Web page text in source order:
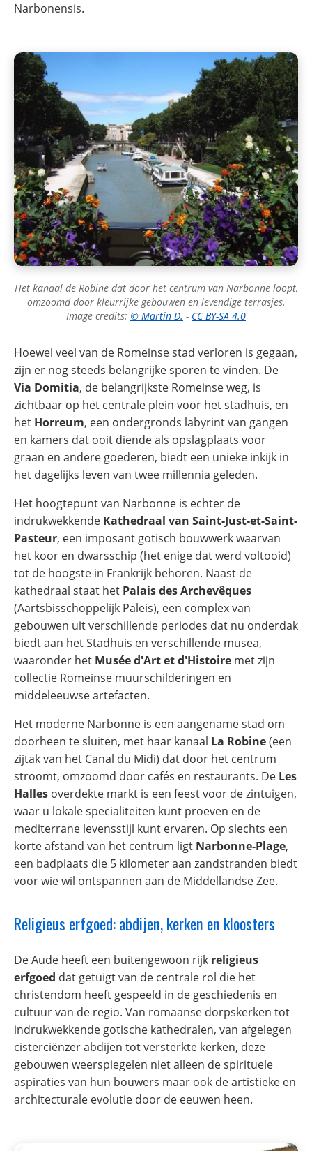
Narbonensis.
Het kanaal de Robine dat door het centrum van Narbonne loopt,
omzoomd door kleurrijke gebouwen en levendige terrasjes.
Image credits: © Martin D. - CC BY-SA 4.0
Hoewel veel van de Romeinse stad verloren is gegaan,
zijn er nog steeds belangrijke sporen te vinden. De
Via Domitia, de belangrijkste Romeinse weg, is
zichtbaar op het centrale plein voor het stadhuis, en
het Horreum, een ondergronds labyrint van gangen
en kamers dat ooit diende als opslagplaats voor
graan en andere goederen, biedt een unieke inkijk in
het dagelijks leven van twee millennia geleden.
Het hoogtepunt van Narbonne is echter de
indrukwekkende Kathedraal van Saint-Just-et-Saint-
Pasteur, een imposant gotisch bouwwerk waarvan
het koor en dwarsschip (het enige dat werd voltooid)
tot de hoogste in Frankrijk behoren. Naast de
kathedraal staat het Palais des Archevêques
(Aartsbisschoppelijk Paleis), een complex van
gebouwen uit verschillende periodes dat nu onderdak
biedt aan het Stadhuis en verschillende musea,
waaronder het Musée d'Art et d'Histoire met zijn
collectie Romeinse muurschilderingen en
middeleeuwse artefacten.
Het moderne Narbonne is een aangename stad om
doorheen te sluiten, met haar kanaal La Robine(een
zijtak van het Canal du Midi) dat door het centrum
stroomt, omzoomd door cafés en restaurants. De Les
Halles overdekte markt is een feest voor de zintuigen,
waar u lokale specialiteiten kunt proeven en de
mediterrane levensstijl kunt ervaren. Op slechts een
korte afstand van het centrum ligt Narbonne-Plage,
een badplaats die 5 kilometer aan zandstranden biedt
voor wie wil ontspannen aan de Middellandse Zee.
Religieus erfgoed: abdijen, kerken en kloosters
De Aude heeft een buitengewoon rijk religieus
erfgoed dat getuigt van de centrale rol die het
christendom heeft gespeeld in de geschiedenis en
cultuur van de regio. Van romaanse dorpskerken tot
indrukwekkende gotische kathedralen, van afgelegen
cisterciënzer abdijen tot versterkte kerken, deze
gebouwen weerspiegelen niet alleen de spirituele
aspiraties van hun bouwers maar ook de artistieke en
architecturale evolutie door de eeuwen heen.